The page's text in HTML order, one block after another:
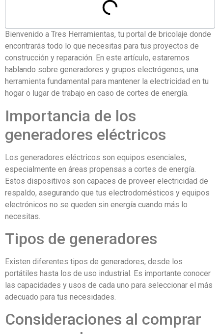
Bienvenido a Tres Herramientas, tu portal de bricolaje donde
encontrarás todo lo que necesitas para tus proyectos de
construcción y reparación. En este artículo, estaremos
hablando sobre generadores y grupos electrógenos, una
herramienta fundamental para mantener la electricidad en tu
hogar o lugar de trabajo en caso de cortes de energía.
Importancia de los
generadores eléctricos
Los generadores eléctricos son equipos esenciales,
especialmente en áreas propensas a cortes de energía.
Estos dispositivos son capaces de proveer electricidad de
respaldo, asegurando que tus electrodomésticos y equipos
electrónicos no se queden sin energía cuando más lo
necesitas.
Tipos de generadores
Existen diferentes tipos de generadores, desde los
portátiles hasta los de uso industrial. Es importante conocer
las capacidades y usos de cada uno para seleccionar el más
adecuado para tus necesidades.
Consideraciones al comprar